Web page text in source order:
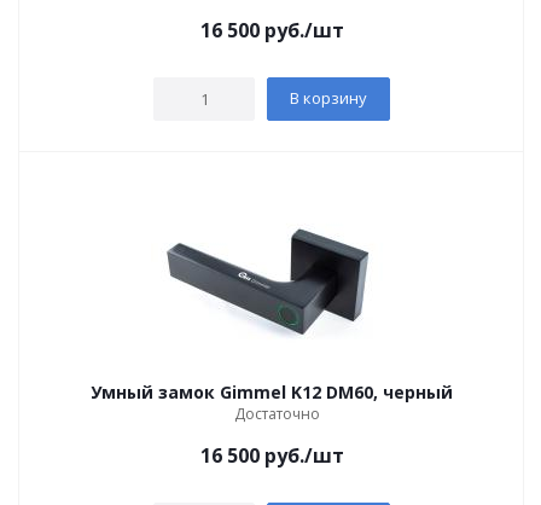
16 500руб./шт
В корзину
Умный замок Gimmel K12 DM60, черный
Достаточно
16 500руб./шт